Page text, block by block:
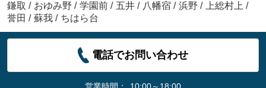
鎌取 / おゆみ野 / 学園前 / 五井 / 八幡宿 / 浜野 / 上総村上 /
誉田 / 蘇我 / ちはら台
電話でお問い合わせ